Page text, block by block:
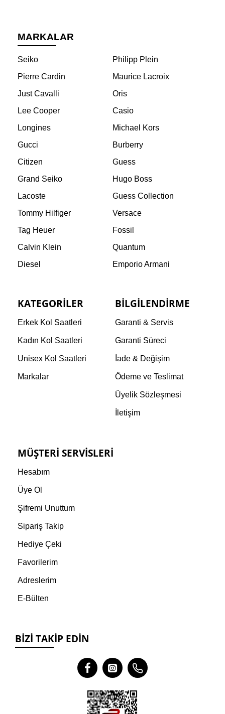
MARKALAR
Seiko
Philipp Plein
Pierre Cardin
Maurice Lacroix
Just Cavalli
Oris
Lee Cooper
Casio
Longines
Michael Kors
Gucci
Burberry
Citizen
Guess
Grand Seiko
Hugo Boss
Lacoste
Guess Collection
Tommy Hilfiger
Versace
Tag Heuer
Fossil
Calvin Klein
Quantum
Diesel
Emporio Armani
KATEGORILER
Erkek Kol Saatleri
Kadın Kol Saatleri
Unisex Kol Saatleri
Markalar
BILGILENDIRME
Garanti & Servis
Garanti Süreci
İade & Değişim
Ödeme ve Teslimat
Üyelik Sözleşmesi
İletişim
MÜŞTERI SERVISLERI
Hesabım
Üye Ol
Şifremi Unuttum
Sipariş Takip
Hediye Çeki
Favorilerim
Adreslerim
E-Bülten
BIZI TAKIP EDIN